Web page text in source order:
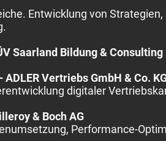
Entwicklung von
Saarland Bildung & Consulting
Vertriebs GmbH & Co.
digitaler
& Boch AG
Performance-